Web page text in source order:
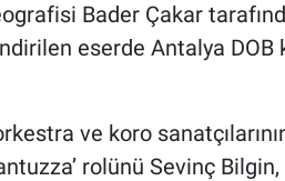
Bader Çakar
eserde Antalya
ve koro
rolünü Sevinç Bilgin,